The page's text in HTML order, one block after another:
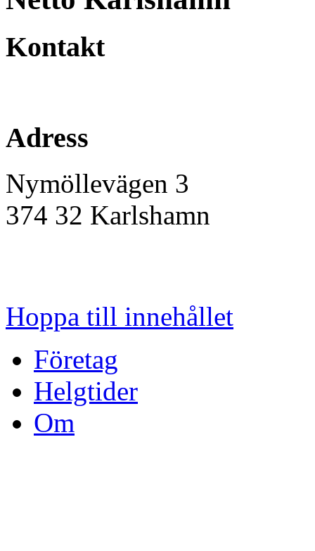
Kontakt
Adress
Nymöllevägen 3
374 32 Karlshamn
Hoppa till innehållet
Företag
Helgtider
Om